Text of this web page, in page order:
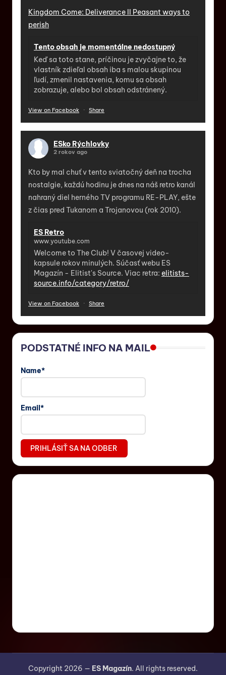
Kingdom Come: Deliverance II Peasant ways to
perish
Tento obsah je momentálne nedostupný
Keď sa toto stane, príčinou je zvyčajne to, že
vlastník zdieľal obsah iba s malou skupinou
ľudí, zmenil nastavenia, komu sa obsah
zobrazuje, alebo bol obsah odstránený.
View on Facebook · Share
ESko Rýchlovky
2 rokov ago
Kto by mal chuť v tento sviatočný deň na trocha
nostalgie, každú hodinu je dnes na náš retro kanál
nahraný diel herného TV programu RE-PLAY, ešte
z čias pred Tukanom a Trojanovou (rok 2010).
ES Retro
www.youtube.com
Welcome to The Club! V časovej video-
kapsule rokov minulých. Súčasť webu ES
Magazín - Elitist's Source. Viac retra: elitists-
source.info/category/retro/
View on Facebook · Share
PODSTATNÉ INFO NA MAIL
Name*
Email*
Copyright 2026 — ES Magazín. All rights reserved.